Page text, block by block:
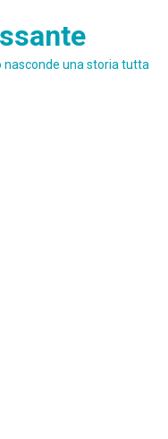
nasconde una storia tutta